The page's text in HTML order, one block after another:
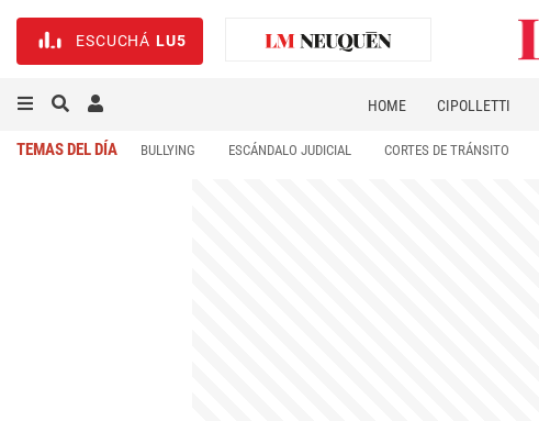
ESCUCHÁ LU5
HOME CIPOLLETTI
TEMAS DEL DÍA BULLYING ESCÁNDALO JUDICIAL CORTES DE TRÁNSITO